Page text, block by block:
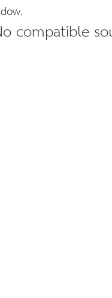
compatible